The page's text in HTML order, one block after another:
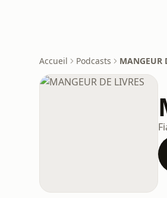
Accueil Podcasts MANGEUR